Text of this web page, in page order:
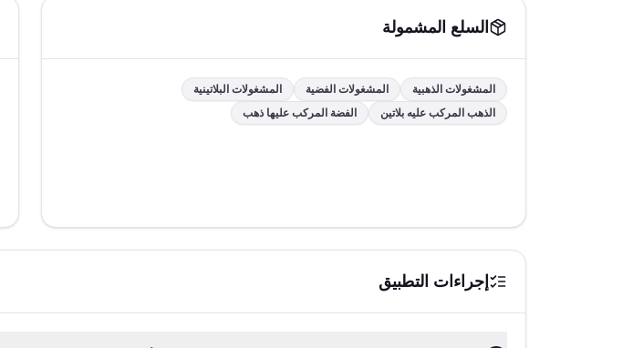
السلع المشمولة
المشغولات الذهبية المشغولات الفضية
المشغولات البلاتينية
الذهب المركب عليه بلاتين
الفضة المركب عليها ذهب
إجراءات التطبيق